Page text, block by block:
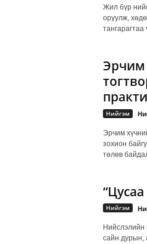
Жил бүр
оруулж,
тангарагтаа
Эрчим
Нийгэм
Эрчим
зохион
төлөв
Нийгэм
Нийслэлийн
сайн дурын,